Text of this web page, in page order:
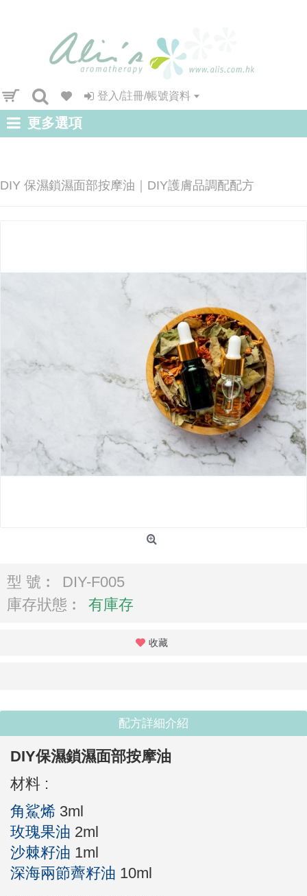
登入/註冊/帳號資料
更多選項
DIY 保濕鎖濕面部按摩油｜DIY護膚品調配配方
型 號︰
DIY-F005
庫存狀態︰
有庫存
收藏
配方詳細介紹
DIY保濕鎖濕面部按摩油
材料 :
角鯊烯 3ml
玫瑰果油 2ml
沙棘籽油 1ml
深海兩節薺籽油 10ml